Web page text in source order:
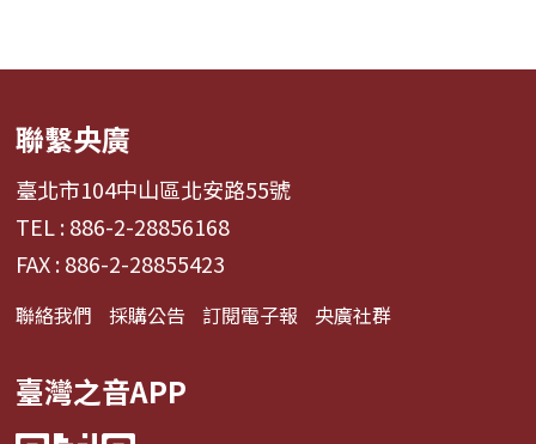
聯繫央廣
臺北市104中山區北安路55號
TEL : 886-2-28856168
FAX : 886-2-28855423
聯絡我們 採購公告 訂閱電子報 央廣社群
臺灣之音APP